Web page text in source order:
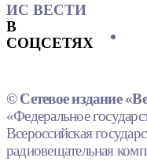
ИС ВЕСТИ
В
СОЦСЕТЯХ
© Сетевое издание
«Федеральное
Всероссийская
радиовещательная